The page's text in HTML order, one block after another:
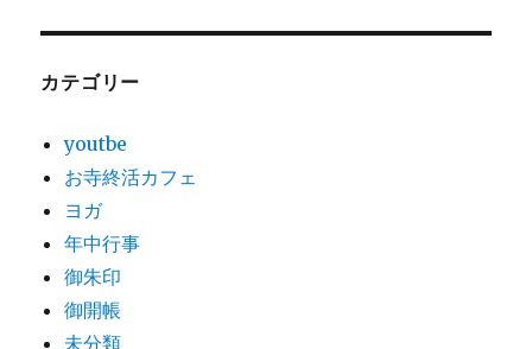
カテゴリー
youtbe
お寺終活カフェ
ヨガ
年中行事
御朱印
御開帳
未分類